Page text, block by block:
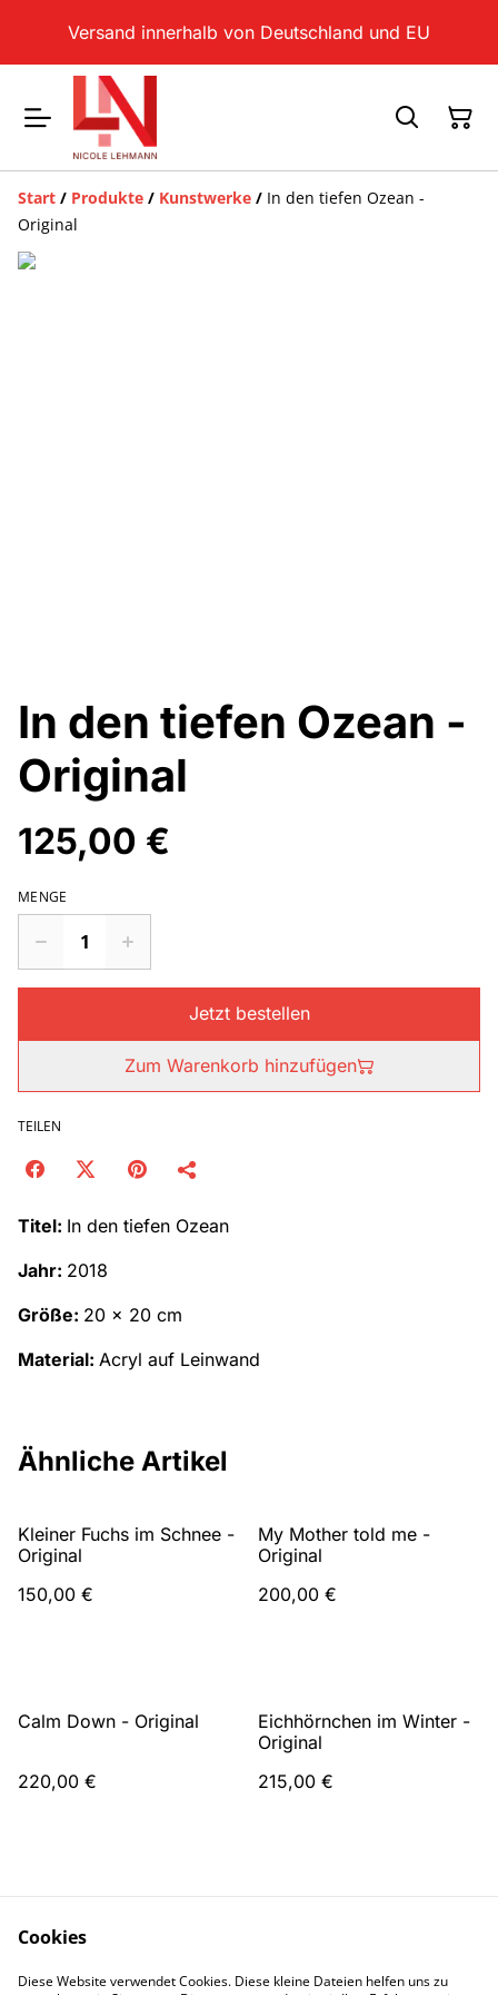
Versand innerhalb von Deutschland und EU
Start / Produkte / Kunstwerke / In den tiefen Ozean -
Original
In den tiefen Ozean -
Original
125,00 €
MENGE
Jetzt bestellen
Zum Warenkorb hinzufügen
TEILEN
Titel: In den tiefen Ozean
Jahr: 2018
Größe: 20 x 20 cm
Material: Acryl auf Leinwand
Ähnliche Artikel
Kleiner Fuchs im Schnee -
Original
150,00 €
My Mother told me -
Original
200,00 €
Calm Down - Original
220,00 €
Eichhörnchen im Winter -
Original
215,00 €
Kontakt AGB
Cookies
Diese Website verwendet Cookies. Diese kleine Dateien helfen uns zu